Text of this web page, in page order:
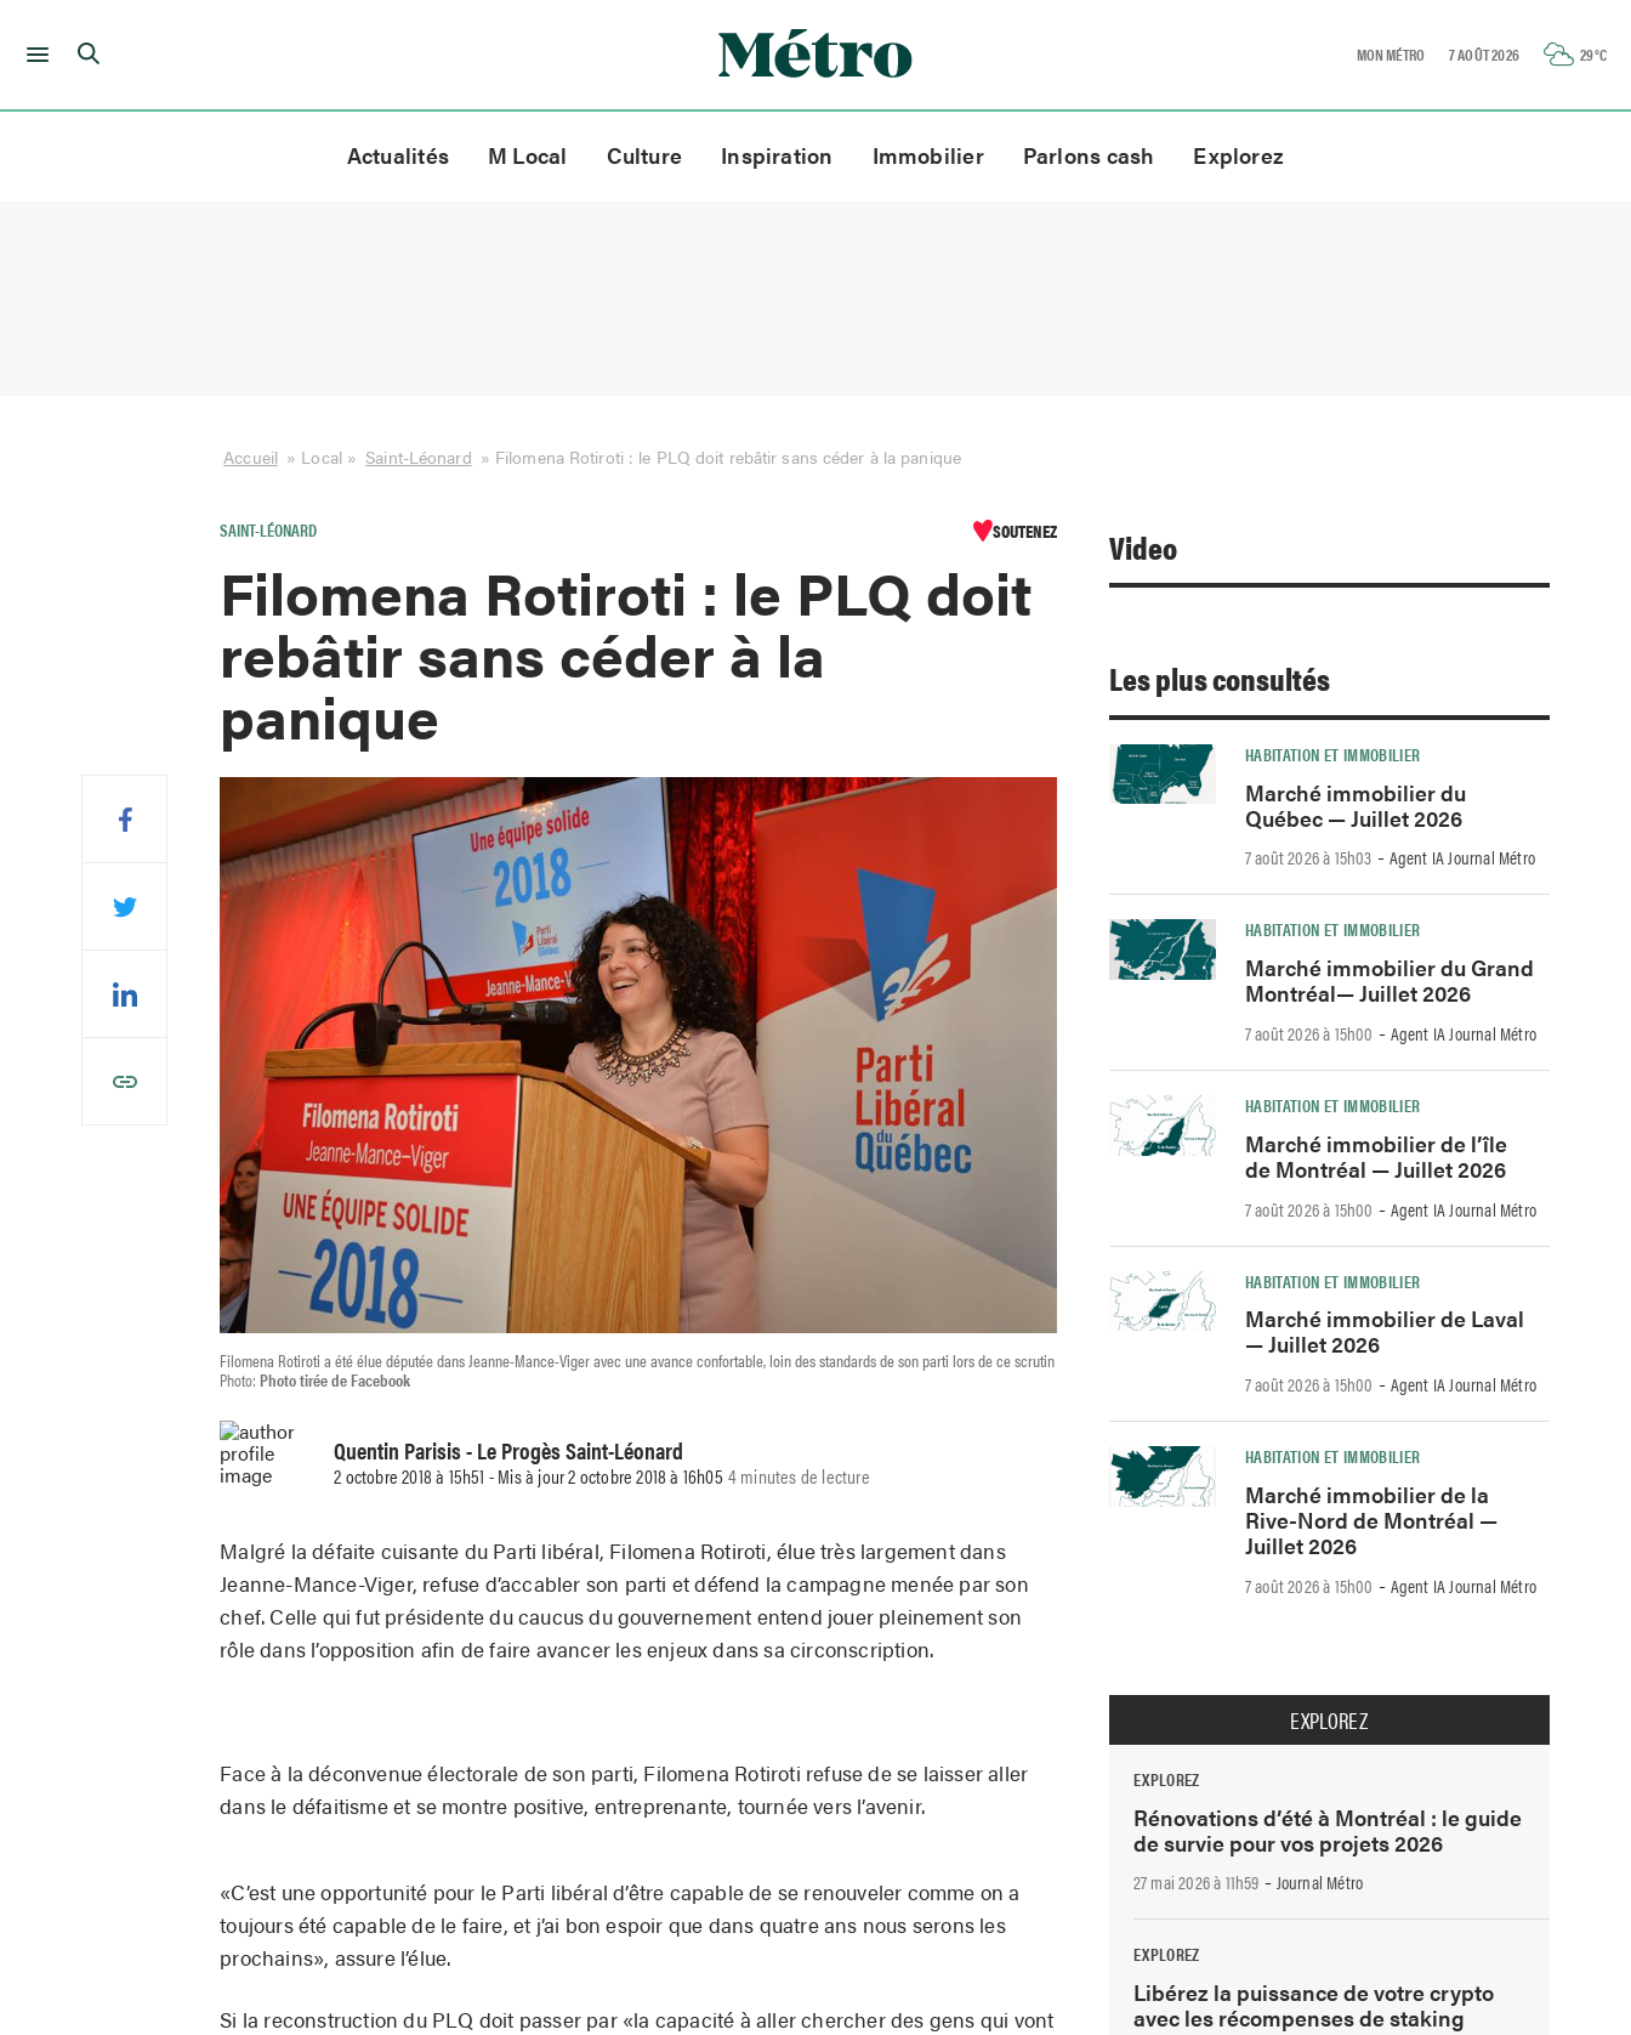
Skip
MON MÉTRO 7 AOÛT 2026 29°C
Actualités M Local Culture Inspiration Immobilier Parlons cash Explorez
Accueil » Local » Saint-Léonard » Filomena Rotiroti : le PLQ doit rebâtir sans céder à la panique
SAINT-LÉONARD SOUTENEZ
Filomena Rotiroti : le PLQ doit
rebâtir sans céder à la
panique
Filomena Rotiroti a été élue députée dans Jeanne-Mance-Viger avec une avance confortable, loin des standards de son parti lors de ce scrutin
Photo:Photo tirée de Facebook
Quentin Parisis- Le Progès Saint-Léonard
2 octobre 2018 à 15h51 - Mis à jour 2 octobre 2018 à 16h05 4 minutes de lecture
Malgré la défaite cuisante du Parti libéral, Filomena Rotiroti, élue très largement dans
Jeanne-Mance-Viger, refuse d’accabler son parti et défend la campagne menée par son
chef. Celle qui fut présidente du caucus du gouvernement entend jouer pleinement son
rôle dans l’opposition afin de faire avancer les enjeux dans sa circonscription.
Face à la déconvenue électorale de son parti, Filomena Rotiroti refuse de se laisser aller
dans le défaitisme et se montre positive, entreprenante, tournée vers l’avenir.
«C’est une opportunité pour le Parti libéral d’être capable de se renouveler comme on a
toujours été capable de le faire, et j’ai bon espoir que dans quatre ans nous serons les
prochains», assure l’élue.
Si la reconstruction du PLQ doit passer par «la capacité à aller chercher des gens qui vont
Video
Les plus consultés
HABITATION ET IMMOBILIER
Marché immobilier du
Québec — Juillet 2026
7 août 2026 à 15h03 -Agent IA Journal Métro
HABITATION ET IMMOBILIER
Marché immobilier du Grand
Montréal— Juillet 2026
7 août 2026 à 15h00 -Agent IA Journal Métro
HABITATION ET IMMOBILIER
Marché immobilier de l’île
de Montréal — Juillet 2026
7 août 2026 à 15h00 -Agent IA Journal Métro
HABITATION ET IMMOBILIER
Marché immobilier de Laval
— Juillet 2026
7 août 2026 à 15h00 -Agent IA Journal Métro
HABITATION ET IMMOBILIER
Marché immobilier de la
Rive-Nord de Montréal —
Juillet 2026
7 août 2026 à 15h00 -Agent IA Journal Métro
EXPLOREZ
EXPLOREZ
Rénovations d’été à Montréal : le guide
de survie pour vos projets 2026
27 mai 2026 à 11h59 -Journal Métro
EXPLOREZ
Libérez la puissance de votre crypto
avec les récompenses de staking